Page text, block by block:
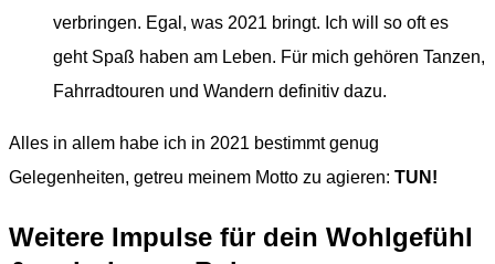
verbringen. Egal, was 2021 bringt. Ich will so oft es
geht Spaß haben am Leben. Für mich gehören Tanzen,
Fahrradtouren und Wandern definitiv dazu.
Alles in allem habe ich in 2021 bestimmt genug
Gelegenheiten, getreu meinem Motto zu agieren: TUN!
Weitere Impulse für dein Wohlgefühl